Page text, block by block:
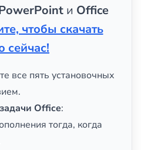
и Office
чтобы скачать
сейчас!
все пять установочных
Office:
тогда, когда